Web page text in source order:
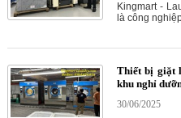
Kingmart -
là công
Thiết bị giặt
khu nghỉ
30/06/2025